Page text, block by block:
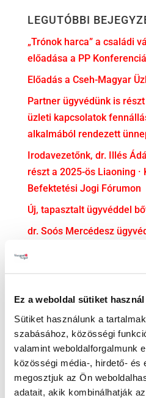
Ez a weboldal sütiket használ
Sütiket használunk a
szabásához, közösségi
valamint weboldalforgalmunk
közösségi média-, hirdető- és
megosztjuk az Ön
adatait, akik kombinálhatják
LEGUTÓBBI
„Trónok harca” a családi
előadása a PP
Előadás a Cseh-Magyar
Partner ügyvédünk is
üzleti kapcsolatok
alkalmából rendezett
Irodavezetőnk, dr. Illés
részt a 2025-ös Liaoning ·
Befektetési Jogi Fórumon
Új, tapasztalt ügyvéddel
dr. Soós Mercédesz
Adatvédelem
Adózás
Bejelentővédelem
Compliance
EU jog